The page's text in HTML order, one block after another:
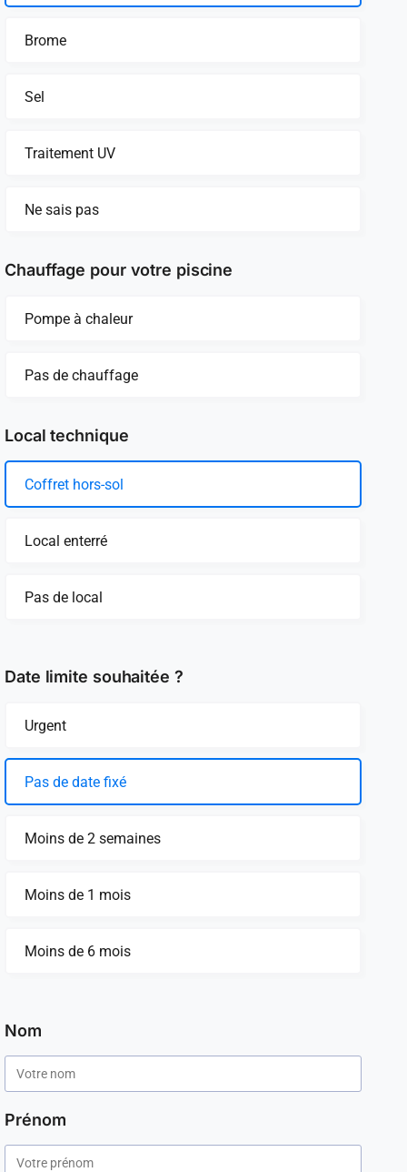
Brome
Sel
Traitement UV
Ne sais pas
Chauffage pour votre piscine
Pompe à chaleur
Pas de chauffage
Local technique
Coffret hors-sol
Local enterré
Pas de local
Date limite souhaitée ?
Urgent
Pas de date fixé
Moins de 2 semaines
Moins de 1 mois
Moins de 6 mois
Nom
Prénom